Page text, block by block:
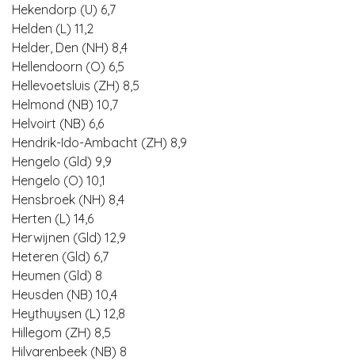
Hekendorp (U) 6,7
Helden (L) 11,2
Helder, Den (NH) 8,4
Hellendoorn (O) 6,5
Hellevoetsluis (ZH) 8,5
Helmond (NB) 10,7
Helvoirt (NB) 6,6
Hendrik-Ido-Ambacht (ZH) 8,9
Hengelo (Gld) 9,9
Hengelo (O) 10,1
Hensbroek (NH) 8,4
Herten (L) 14,6
Herwijnen (Gld) 12,9
Heteren (Gld) 6,7
Heumen (Gld) 8
Heusden (NB) 10,4
Heythuysen (L) 12,8
Hillegom (ZH) 8,5
Hilvarenbeek (NB) 8